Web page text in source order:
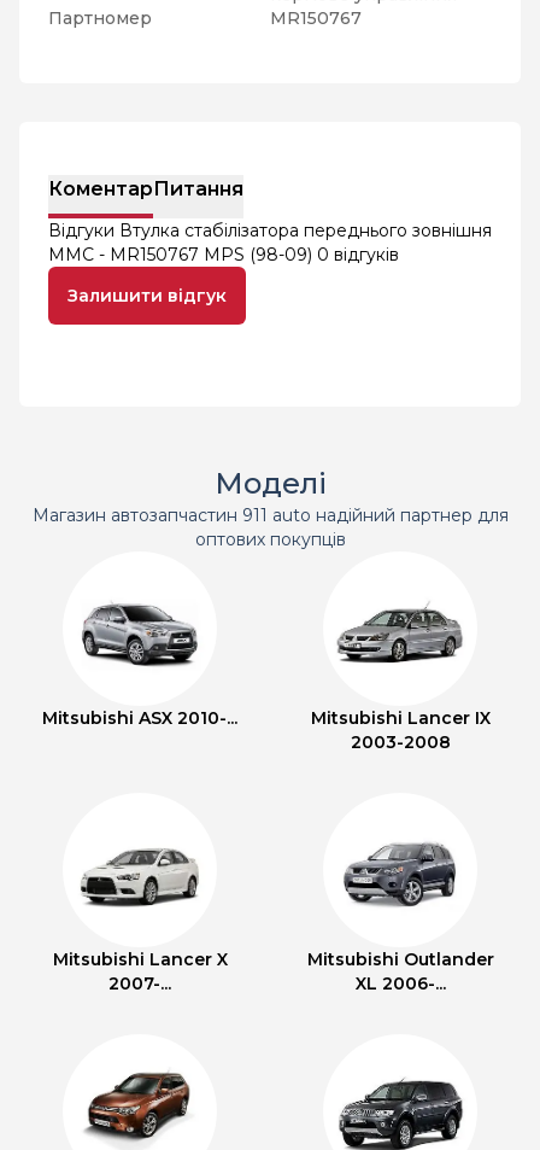
Партномер
MR150767
КоментарПитання
Відгуки Втулка стабілізатора переднього зовнішня
MMC - MR150767 MPS (98-09) 0 відгуків
Залишити відгук
Моделі
Магазин автозапчастин 911 auto надійний партнер для
оптових покупців
Mitsubishi ASX 2010-...
Mitsubishi Lancer IX
2003-2008
Mitsubishi Lancer X
2007-...
Mitsubishi Outlander
XL 2006-...